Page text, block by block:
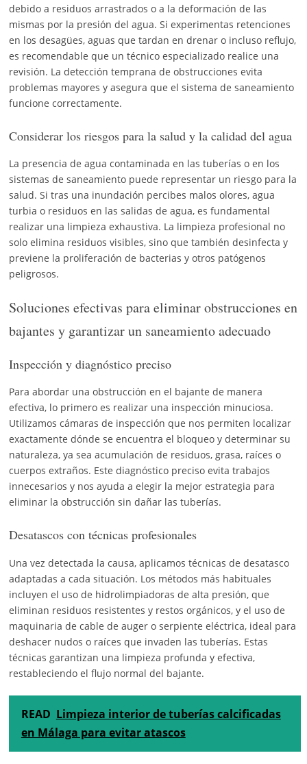
debido a residuos arrastrados o a la deformación de las
mismas por la presión del agua. Si experimentas retenciones
en los desagües, aguas que tardan en drenar o incluso reflujo,
es recomendable que un técnico especializado realice una
revisión. La detección temprana de obstrucciones evita
problemas mayores y asegura que el sistema de saneamiento
funcione correctamente.
Considerar los riesgos para la salud y la calidad del agua
La presencia de agua contaminada en las tuberías o en los
sistemas de saneamiento puede representar un riesgo para la
salud. Si tras una inundación percibes malos olores, agua
turbia o residuos en las salidas de agua, es fundamental
realizar una limpieza exhaustiva. La limpieza profesional no
solo elimina residuos visibles, sino que también desinfecta y
previene la proliferación de bacterias y otros patógenos
peligrosos.
Soluciones efectivas para eliminar obstrucciones en
bajantes y garantizar un saneamiento adecuado
Inspección y diagnóstico preciso
Para abordar una obstrucción en el bajante de manera
efectiva, lo primero es realizar una inspección minuciosa.
Utilizamos cámaras de inspección que nos permiten localizar
exactamente dónde se encuentra el bloqueo y determinar su
naturaleza, ya sea acumulación de residuos, grasa, raíces o
cuerpos extraños. Este diagnóstico preciso evita trabajos
innecesarios y nos ayuda a elegir la mejor estrategia para
eliminar la obstrucción sin dañar las tuberías.
Desatascos con técnicas profesionales
Una vez detectada la causa, aplicamos técnicas de desatasco
adaptadas a cada situación. Los métodos más habituales
incluyen el uso de hidrolimpiadoras de alta presión, que
eliminan residuos resistentes y restos orgánicos, y el uso de
maquinaria de cable de auger o serpiente eléctrica, ideal para
deshacer nudos o raíces que invaden las tuberías. Estas
técnicas garantizan una limpieza profunda y efectiva,
restableciendo el flujo normal del bajante.
READ Limpieza interior de tuberías calcificadas
en Málaga para evitar atascos